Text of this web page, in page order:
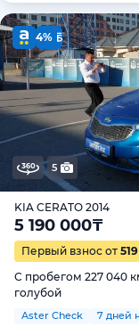
4%
5
KIA CERATO 2014
5 190 000₸
Первый взнос от
С пробегом 227 040
голубой
Aster Check 7 дней